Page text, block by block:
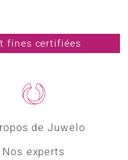
de Juwelo
Nos experts
fines certifiées